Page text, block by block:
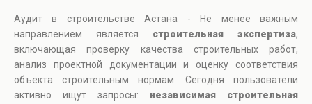
Аудит в строительстве Астана - Не менее важным
направлением является строительная экспертиза,
включающая проверку качества строительных работ,
анализ проектной документации и оценку соответствия
объекта строительным нормам. Сегодня пользователи
активно ищут запросы: независимая строительная